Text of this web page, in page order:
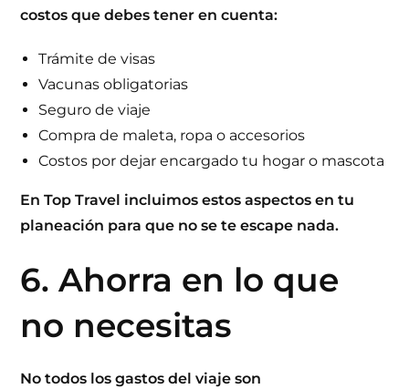
costos que debes tener en cuenta:
Trámite de visas
Vacunas obligatorias
Seguro de viaje
Compra de maleta, ropa o accesorios
Costos por dejar encargado tu hogar o mascota
EnTop Travel incluimos estos aspectos en tu
planeación para que no se te escape nada.
6. Ahorra en lo que
no necesitas
No todos los gastos del viaje son